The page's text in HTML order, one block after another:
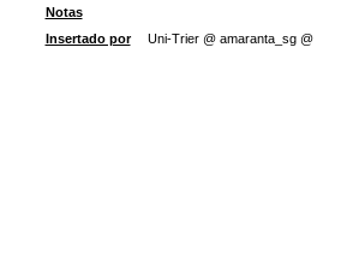
Notas
Insertado por
Uni-Trier @ amaranta_sg @